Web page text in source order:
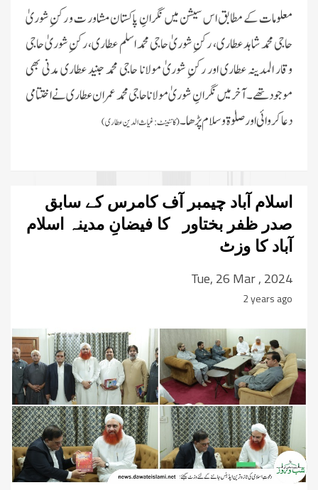
معلومات کے مطابق اس سیشن میں نگرانِ پاکستان مشاور ت و رکنِ شوریٰ
حاجی محمد شاہد عطاری، رکنِ شوریٰ حاجی محمد اسلم عطاری، رکنِ شوریٰ حاجی
وقار المدینہ عطاری اور رکنِ شوریٰ مولانا حاجی محمد جنید عطاری مدنی بھی
موجود تھے۔آخر میں نگرانِ شوریٰ مولانا حاجی محمد عمران عطاری نے اختتامی
دعا کروائی اور صلوٰۃ و سلام پڑھا۔(کانٹینٹ:غیاث الدین عطاری)
اسلام آباد چیمبر آف کامرس کے سابق
صدر ظفر بختاور کا فیضانِ مدینہ اسلام
آباد کا وزٹ
Tue, 26 Mar , 2024
2 years ago